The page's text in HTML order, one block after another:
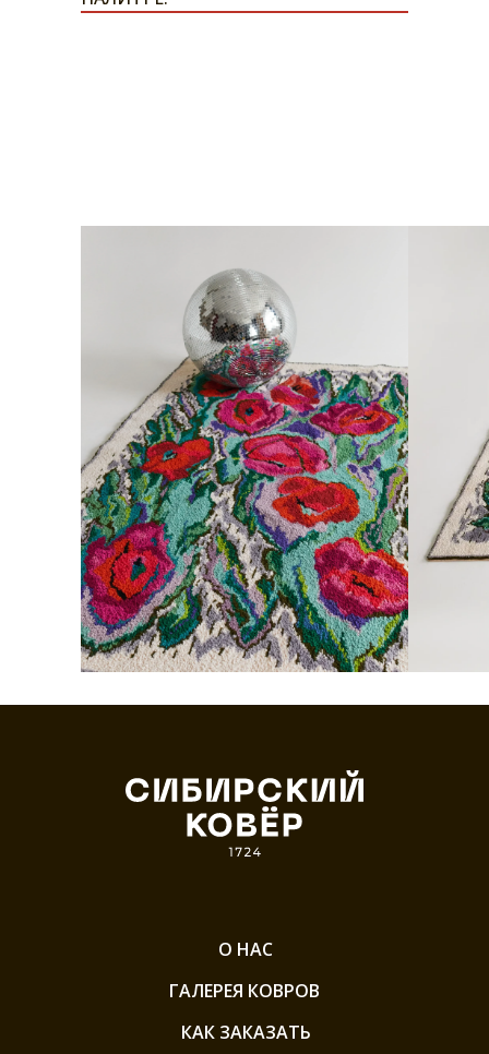
КАК ЗАКАЗАТЬ
ГАЛЕРЕЯ КОВРОВ
О НАС